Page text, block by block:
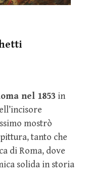
nel 1853 in
mostrò
tanto che
di Roma, dove
solida in storia